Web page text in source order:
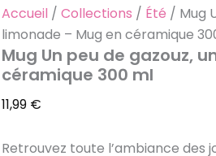
Accueil / Collections / Été / Mug
limonade – Mug en céramique
Mug Un peu de gazouz,
céramique 300 ml
11,99 €
Retrouvez toute l’ambiance des
un
peu
de
limonade
–
en